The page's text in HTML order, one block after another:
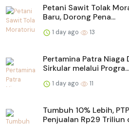
Petani Sawit Tolak
Baru, Dorong Pena...
1 day ago 13
Pertamina Patra Niaga
Sirkular melalui Progra...
1 day ago 11
Tumbuh 10% Lebih,
Penjualan Rp29 Triliun